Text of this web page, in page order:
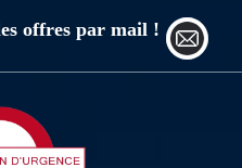
offres par mail !